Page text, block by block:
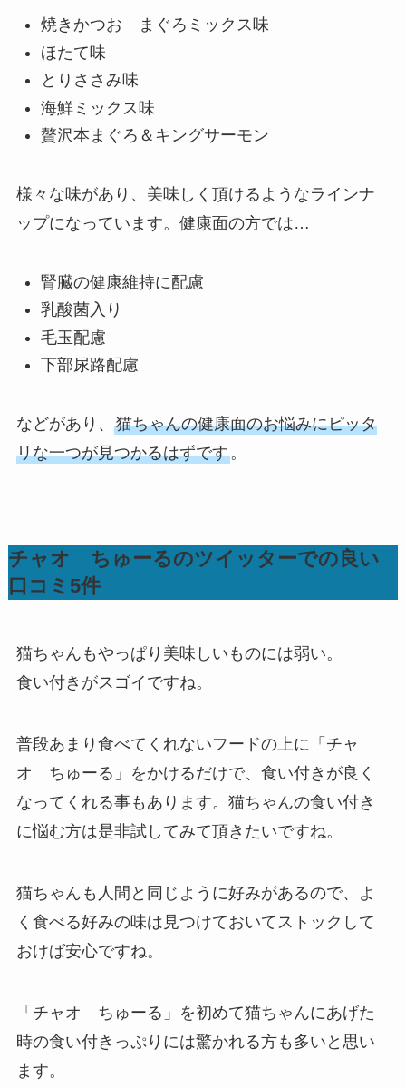
焼きかつお まぐろミックス味
ほたて味
とりささみ味
海鮮ミックス味
贅沢本まぐろ＆キングサーモン
様々な味があり、美味しく頂けるようなラインナ
ップになっています。健康面の方では…
腎臓の健康維持に配慮
乳酸菌入り
毛玉配慮
下部尿路配慮
などがあり、 猫ちゃんの健康面のお悩みにピッタ
リな一つが見つかるはずです。
チャオ ちゅーるのツイッターでの良い
口コミ5件
猫ちゃんもやっぱり美味しいものには弱い。
食い付きがスゴイですね。
普段あまり食べてくれないフードの上に「チャ
オ ちゅーる」をかけるだけで、食い付きが良く
なってくれる事もあります。猫ちゃんの食い付き
に悩む方は是非試してみて頂きたいですね。
猫ちゃんも人間と同じように好みがあるので、よ
く食べる好みの味は見つけておいてストックして
おけば安心ですね。
「チャオ ちゅーる」を初めて猫ちゃんにあげた
時の食い付きっぷりには驚かれる方も多いと思い
ます。